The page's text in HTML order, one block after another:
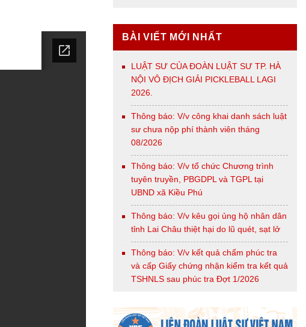
BÀI VIẾT MỚI NHẤT
LUẬT SƯ CỦA ĐOÀN LUẬT SƯ TP. HÀ
NỘI VÔ ĐỊCH GIẢI PICKLEBALL LAGI
2026.
Thông báo: V/v công khai danh sách luật
sư chưa nộp phí thành viên tháng
08/2026
Thông báo: V/v tổ chức Chương trình
tuyên truyền, PBGDPL và TGPL tại
UBND xã Kiều Phú
Thông báo: V/v kêu gọi ủng hộ nhân dân
tỉnh Lai Châu thiệt hại do lũ quét, sạt lở
Thông báo: V/v kết quả chấm phúc tra
và cấp Giấy chứng nhận kiểm tra kết quả
TSHNLS sau phúc tra Đợt 1/2026